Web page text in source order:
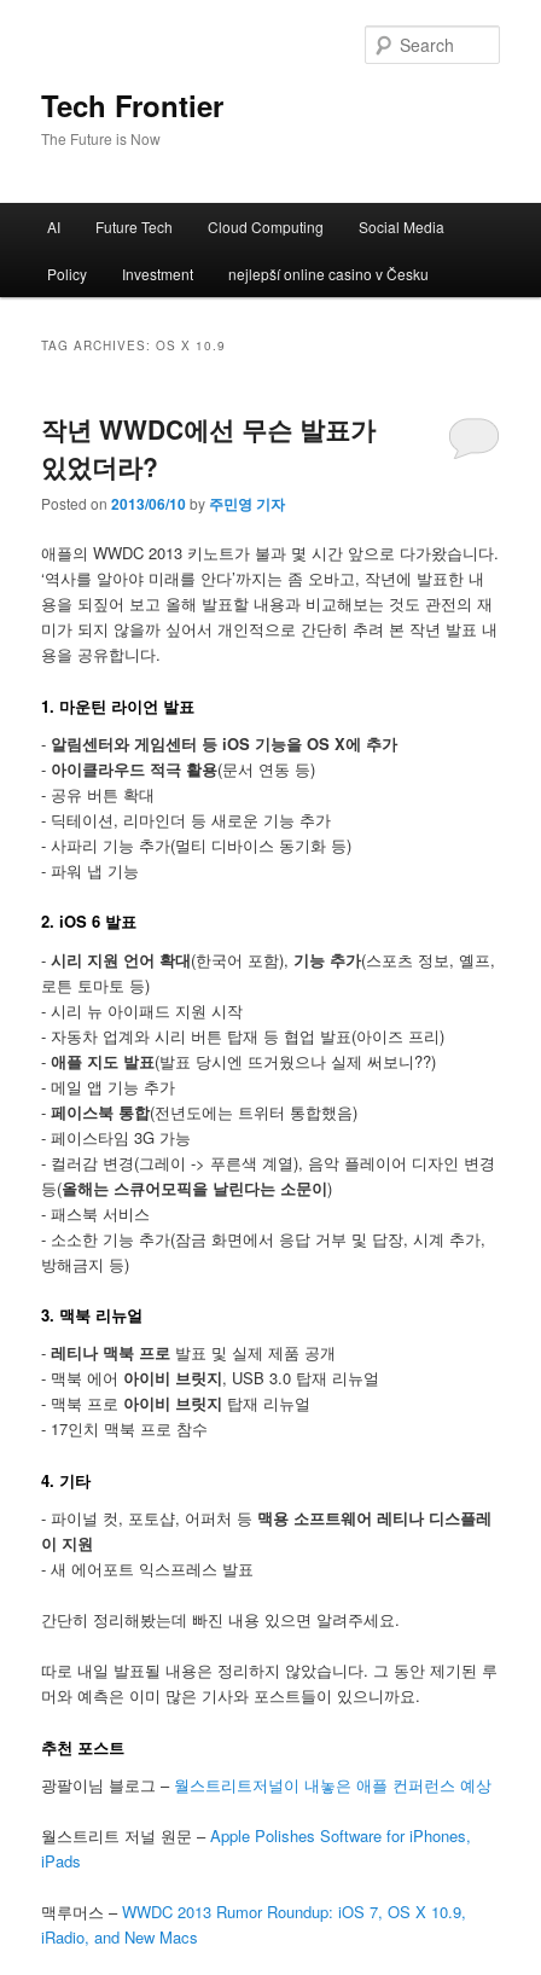
Tech Frontier
The Future is Now
Skip to primary content
Skip to secondary content
AI Future Tech Cloud Computing Social Media
Policy Investment nejlepší online casino v Česku
TAG ARCHIVES:OS X 10.9
작년 WWDC에선 무슨 발표가
있었더라?
Posted on2013/06/10by 주민영 기자
애플의 WWDC 2013 키노트가 불과 몇 시간 앞으로 다가왔습니다.
‘역사를 알아야 미래를 안다’까지는 좀 오바고, 작년에 발표한 내
용을 되짚어 보고 올해 발표할 내용과 비교해보는 것도 관전의 재
미가 되지 않을까 싶어서 개인적으로 간단히 추려 본 작년 발표 내
용을 공유합니다.
1. 마운틴 라이언 발표
- 알림센터와 게임센터 등 iOS 기능을 OS X에 추가
- 아이클라우드 적극 활용(문서 연동 등)
- 공유 버튼 확대
- 딕테이션, 리마인더 등 새로운 기능 추가
- 사파리 기능 추가(멀티 디바이스 동기화 등)
- 파워 냅 기능
2. iOS 6 발표
-시리 지원 언어 확대(한국어 포함), 기능 추가(스포츠 정보, 옐프,
로튼 토마토 등)
- 시리 뉴 아이패드 지원 시작
- 자동차 업계와 시리 버튼 탑재 등 협업 발표(아이즈 프리)
-애플 지도 발표(발표 당시엔 뜨거웠으나 실제 써보니??)
- 메일 앱 기능 추가
-페이스북 통합(전년도에는 트위터 통합했음)
- 페이스타임 3G 가능
- 컬러감 변경(그레이 -> 푸른색 계열), 음악 플레이어 디자인 변경
등(올해는 스큐어모픽을 날린다는 소문이)
- 패스북 서비스
- 소소한 기능 추가(잠금 화면에서 응답 거부 및 답장, 시계 추가,
방해금지 등)
3. 맥북 리뉴얼
-레티나 맥북 프로 발표 및 실제 제품 공개
- 맥북 에어 아이비 브릿지, USB 3.0 탑재 리뉴얼
- 맥북 프로 아이비 브릿지 탑재 리뉴얼
- 17인치 맥북 프로 참수
4. 기타
- 파이널 컷, 포토샵, 어퍼처 등 맥용 소프트웨어 레티나 디스플레
이 지원
- 새 에어포트 익스프레스 발표
간단히 정리해봤는데 빠진 내용 있으면 알려주세요.
따로 내일 발표될 내용은 정리하지 않았습니다. 그 동안 제기된 루
머와 예측은 이미 많은 기사와 포스트들이 있으니까요.
추천 포스트
광팔이님 블로그 – 월스트리트저널이 내놓은 애플 컨퍼런스 예상
월스트리트 저널 원문 –Apple Polishes Software for iPhones,
iPads
맥루머스 –WWDC 2013 Rumor Roundup: iOS 7, OS X 10.9,
iRadio, and New Macs